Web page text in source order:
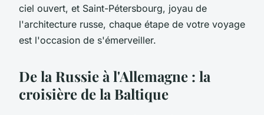
ciel ouvert, et Saint-Pétersbourg, joyau de
l'architecture russe, chaque étape de votre voyage
est l'occasion de s'émerveiller.
De la Russie à l'Allemagne : la
croisière de la Baltique